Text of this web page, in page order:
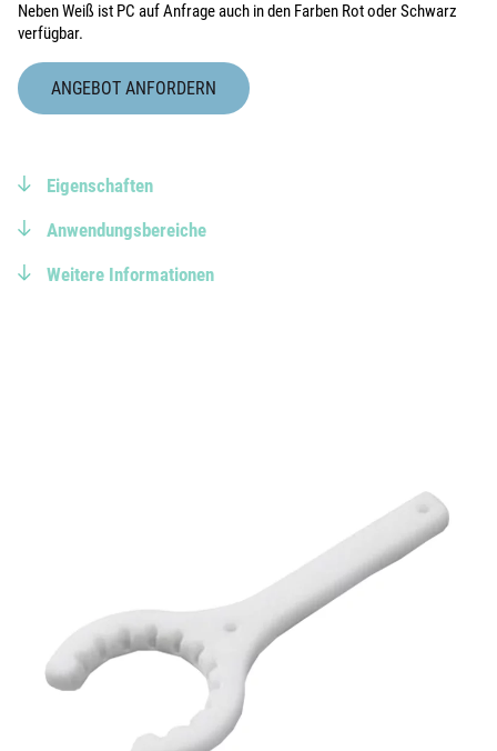
Neben Weiß ist PC auf Anfrage auch in den Farben Rot oder Schwarz
verfügbar.
ANGEBOT ANFORDERN
Eigenschaften
Anwendungsbereiche
Weitere Informationen